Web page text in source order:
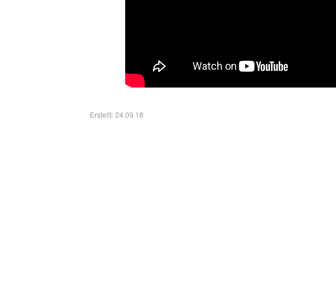
Erstellt: 24.09.18